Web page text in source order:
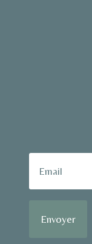
Envoyer